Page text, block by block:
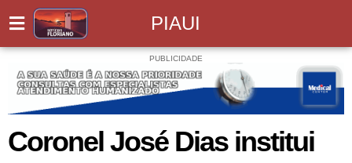
PIAUI
PUBLICIDADE
Coronel José Dias institui